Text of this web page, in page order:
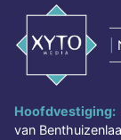
Hoofdvestiging:
van